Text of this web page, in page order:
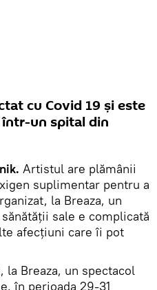
cu Covid 19 și este
un spital din
Artistul are plămânii
suplimentar pentru a
la Breaza, un
sale e complicată
afecțiuni care îi pot
la Breaza, un spectacol
în perioada 29-31